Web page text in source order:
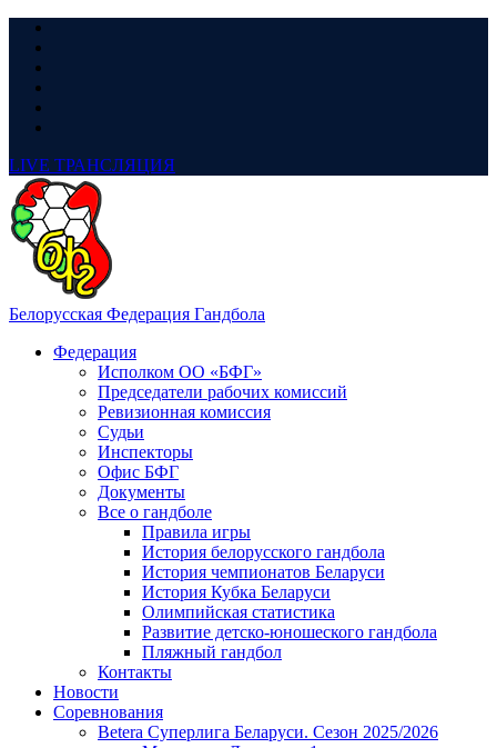
LIVE ТРАНСЛЯЦИЯ
Белорусская Федерация Гандбола
Федерация
Исполком ОО «БФГ»
Председатели рабочих комиссий
Ревизионная комиссия
Судьи
Инспекторы
Офис БФГ
Документы
Все о гандболе
Правила игры
История белорусского гандбола
История чемпионатов Беларуси
История Кубка Беларуси
Олимпийская статистика
Развитие детско-юношеского гандбола
Пляжный гандбол
Контакты
Новости
Соревнования
Betera Суперлига Беларуси. Сезон 2025/2026